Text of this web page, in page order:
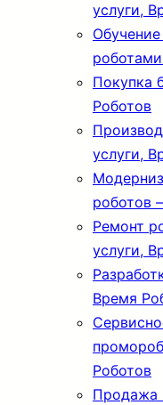
услуги,
Покупка
Роботов
услуги,
роботов
Ремонт
услуги,
Время
Роботов
Продажа